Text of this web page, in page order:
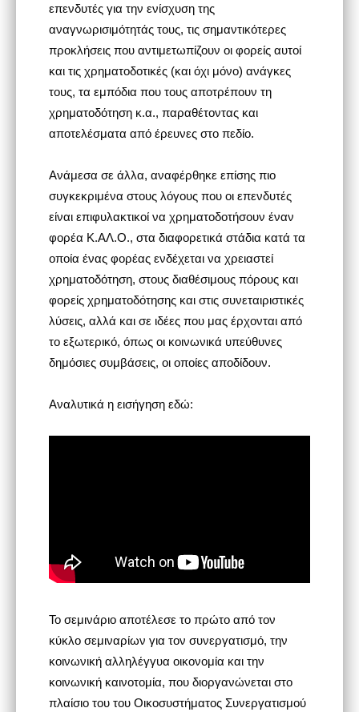
επενδυτές για την ενίσχυση της
αναγνωρισιμότητάς τους, τις σημαντικότερες
προκλήσεις που αντιμετωπίζουν οι φορείς αυτοί
και τις χρηματοδοτικές (και όχι μόνο) ανάγκες
τους, τα εμπόδια που τους αποτρέπουν τη
χρηματοδότηση κ.α., παραθέτοντας και
αποτελέσματα από έρευνες στο πεδίο.
Ανάμεσα σε άλλα, αναφέρθηκε επίσης πιο
συγκεκριμένα στους λόγους που οι επενδυτές
είναι επιφυλακτικοί να χρηματοδοτήσουν έναν
φορέα Κ.ΑΛ.Ο., στα διαφορετικά στάδια κατά τα
οποία ένας φορέας ενδέχεται να χρειαστεί
χρηματοδότηση, στους διαθέσιμους πόρους και
φορείς χρηματοδότησης και στις συνεταιριστικές
λύσεις, αλλά και σε ιδέες που μας έρχονται από
το εξωτερικό, όπως οι κοινωνικά υπεύθυνες
δημόσιες συμβάσεις, οι οποίες αποδίδουν.
Αναλυτικά η εισήγηση εδώ:
Το σεμινάριο αποτέλεσε το πρώτο από τον
κύκλο σεμιναρίων για τον συνεργατισμό, την
κοινωνική αλληλέγγυα οικονομία και την
κοινωνική καινοτομία, που διοργανώνεται στο
πλαίσιο του του Οικοσυστήματος Συνεργατισμού